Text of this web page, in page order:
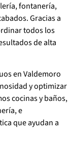
fontanería,
Gracias a
todos los
de alta
en Valdemoro
y optimizar
cocinas y baños,
e
que ayudan a